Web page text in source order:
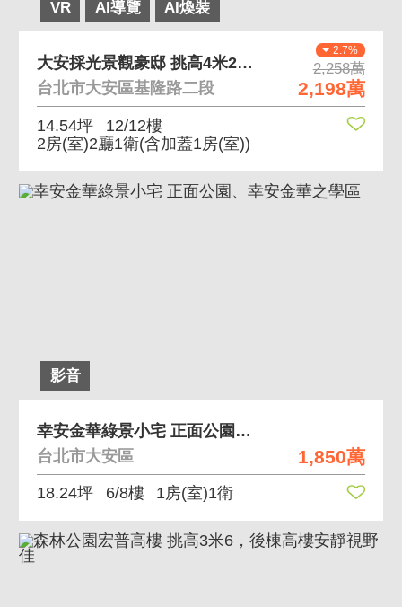
VR AI導覽 AI煥裝
2.7%
2,258萬
2,198萬
大安採光景觀豪邸 挑高4米2、SRC鋼骨結構
台北市大安區基隆路二段
14.54坪
12/12樓
2房(室)2廳1衛(含加蓋1房(室))
影音
1,850萬
幸安金華綠景小宅 正面公園、幸安金華之學區
台北市大安區
18.24坪 6/8樓 1房(室)1衛